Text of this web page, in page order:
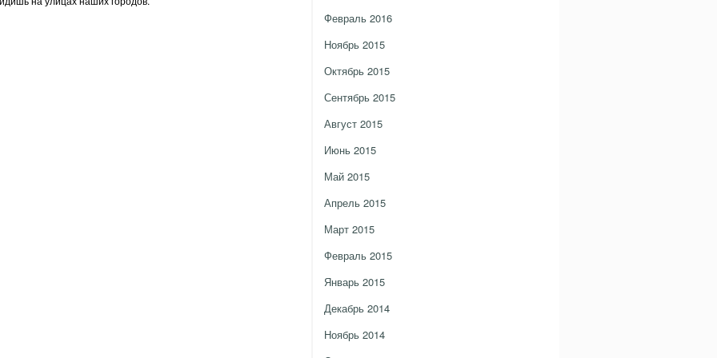
Февраль 2016
Ноябрь 2015
Октябрь 2015
Сентябрь 2015
Август 2015
Июнь 2015
Май 2015
Апрель 2015
Март 2015
Февраль 2015
Январь 2015
Декабрь 2014
Ноябрь 2014